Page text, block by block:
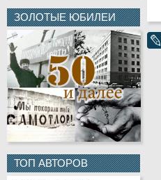
ЗОЛОТЫЕ ЮБИЛЕИ
ТОП АВТОРОВ